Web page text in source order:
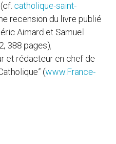
catholique-saint-
recension du livre publié
Aimard et Samuel
388 pages),
et rédacteur en chef de
(www.France-